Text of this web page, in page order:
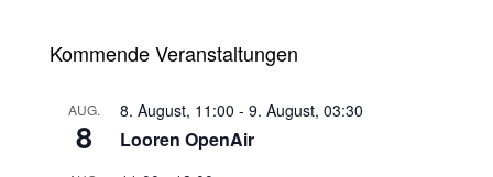
Kommende Veranstaltungen
AUG.
8
8. August, 11:00 - 9. August, 03:30
Looren OpenAir